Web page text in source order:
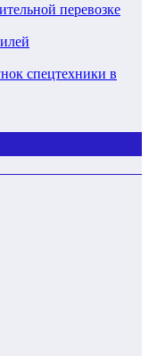
перевозке
спецтехники в